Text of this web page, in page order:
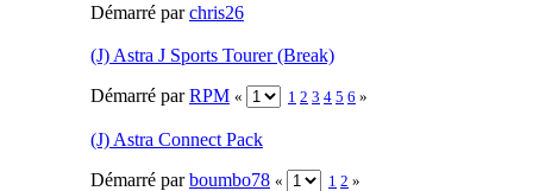
Démarré parchris26
(J) Astra J Sports Tourer (Break)
Démarré parRPM « 1 2 3 4 5 6 »
(J) Astra Connect Pack
Démarré parboumbo78 « 1 2 »